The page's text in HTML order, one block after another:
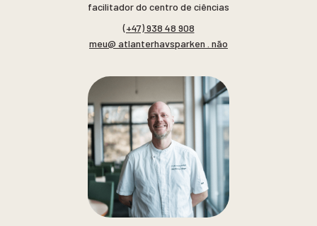
facilitador do centro de ciências
(+47) 938 48 908
meu@ atlanterhavsparken . não